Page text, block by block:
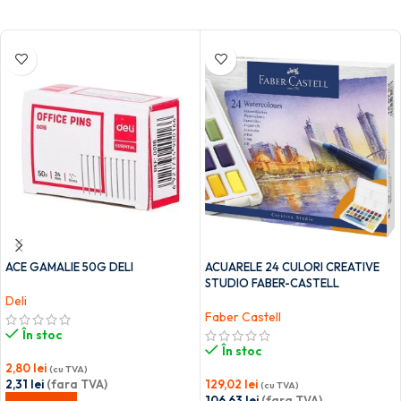
ACE GAMALIE 50G DELI
Deli
În stoc
2,80 lei (cu TVA)
2,31 lei (fara TVA)
ACUARELE 24 CULORI CREATIVE
STUDIO FABER-CASTELL
Faber Castell
În stoc
129,02 lei (cu TVA)